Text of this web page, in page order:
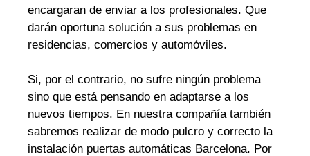
encargaran de enviar a los profesionales. Que
darán oportuna solución a sus problemas en
residencias, comercios y automóviles.
Si, por el contrario, no sufre ningún problema
sino que está pensando en adaptarse a los
nuevos tiempos. En nuestra compañía también
sabremos realizar de modo pulcro y correcto la
instalación puertas automáticas Barcelona. Por